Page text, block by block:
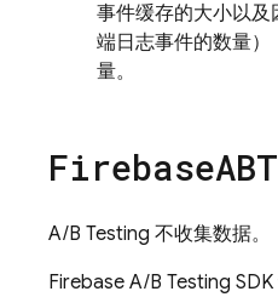
事件缓存的大小以
端日志事件的数量
量。
Firebase
A/B Testing 不收集数据。
Firebase A/B Testing